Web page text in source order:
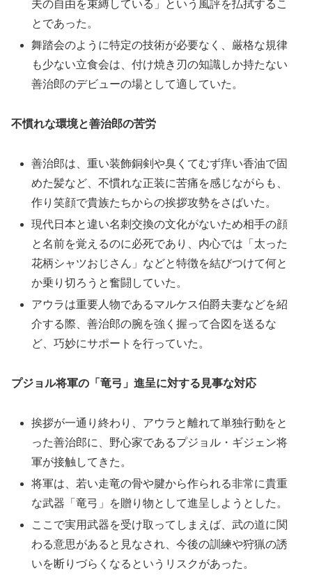
夫の自由を束縛している」という風評を払拭するこ
とであった。
舞踏会のように特定の技術が必要なく、厳格な規律
も少ない立食会は、付け焼き刃の知識しか持たない
善治郎のデビューの場として適していた。
不慣れな環境と善治郎の苦労
善治郎は、重い装飾銅剣や臭くてむず痒い香油で固
めた髪など、不慣れな正装に苦痛を感じながらも、
作り笑顔で貴族たちからの挨拶攻勢をさばいた。
現代日本と違い名刺交換の文化がないため相手の顔
と名前を覚えるのに必死であり、内心では「太った
花柄シャツおじさん」などと特徴を結びつけて何と
か乗り切ろうと奮闘していた。
アウラは重要人物であるマルケス伯爵夫妻などを紹
介する際、善治郎の腕を強く握って合図を送るな
ど、巧妙にサポートを行っていた。
プジョル将軍の「竜弓」進呈に対する見事な対応
挨拶が一通り終わり、アウラと離れて単独行動をと
った善治郎に、野心家であるプジョル・ギジェン将
軍が接触してきた。
将軍は、若い走竜の骨や腱から作られる非常に貴重
な武器「竜弓」を贈り物として進呈しようとした。
ここで実用武器を受け取ってしまえば、武の道に関
わる意思があると見なされ、今後の訓練や狩猟の誘
いを断りづらくなるというリスクがあった。